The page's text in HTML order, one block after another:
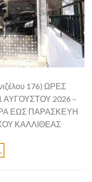
176) ΩΡΕΣ
2026 –
ΕΩΣ ΠΑΡΑΣΚΕΥΗ
ΚΑΛΛΙΘΕΑΣ